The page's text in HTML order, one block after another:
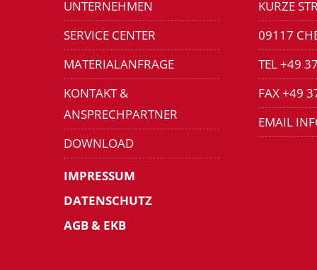
UNTERNEHMEN
SERVICE CENTER
MATERIALANFRAGE
KONTAKT &
ANSPRECHPARTNER
DOWNLOAD
IMPRESSUM
DATENSCHUTZ
AGB & EKB
KURZE
09117
TEL +49
FAX +49
EMAIL